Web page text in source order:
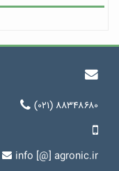
(۰۲۱) ۸۸۳۴۸۶۸۰
info [@] agronic.ir